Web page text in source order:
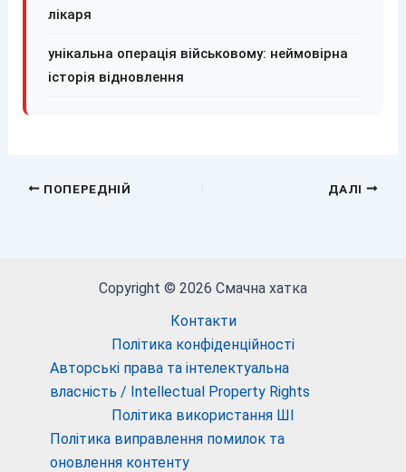
лікаря
унікальна операція військовому: неймовірна
історія відновлення
ПОПЕРЕДНІЙ ДАЛІ
Copyright © 2026 Смачна хатка
Контакти
Політика конфіденційності
Авторські права та інтелектуальна
власність / Intellectual Property Rights
Політика використання ШІ
Політика виправлення помилок та
оновлення контенту